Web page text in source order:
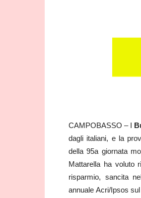
CAMPOBASSO – I
dagli italiani, e la
della 95a giornata
Mattarella ha voluto
risparmio, sancita
annuale Acri/Ipsos